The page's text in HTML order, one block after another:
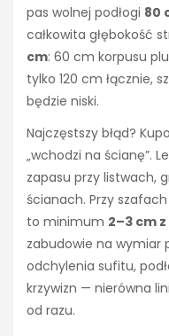
pas wolnej podłogi 80
całkowita głębokość
cm: 60 cm korpusu
tylko 120 cm łącznie,
będzie niski.
Najczęstszy błąd?
„wchodzi na ścianę”.
zapasu przy listwach,
ścianach. Przy
to minimum 2–3 cm
zabudowie na wymiar
odchylenia sufitu,
krzywizn — nierówna
od razu.